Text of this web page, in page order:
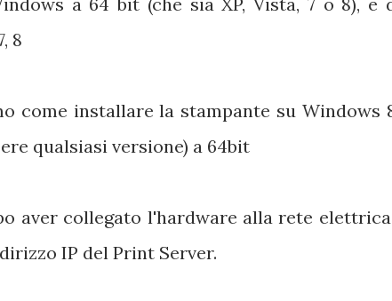
8
come installare la stampante su Windows
qualsiasi versione) a 64bit
aver collegato l'hardware alla rete
IP del Print Server.